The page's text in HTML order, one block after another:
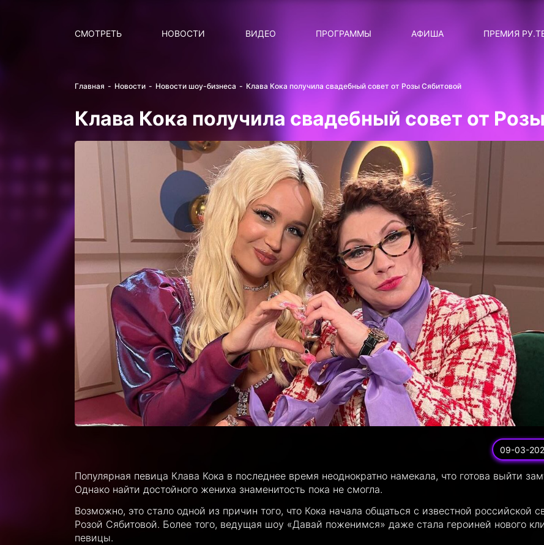
СМОТРЕТЬ НОВОСТИ
ВИДЕО
ПРОГРАММЫ
СТАТУС: В СЕТИ
СИЯЙ ПО-ЗВЁЗДНОМУ
ЛИЧНЫЙ ВОПРОС
ДОТЯНИСЬ ДО ЗВЁЗД
АФИША ПРЕМИЯ
Главная Новости Новости шоу-бизнеса Клава Кока получила свадебный совет от Розы Сябитовой
Клава Кока получила свадебный совет от
09-03-
Популярная певица Клава Кока в последнее время неоднократно намекала, что готова выйти
Однако найти достойного жениха знаменитость пока не смогла.
Возможно, это стало одной из причин того, что Кока начала общаться с известной российской
Розой Сябитовой. Более того, ведущая шоу «Давай поженимся» даже стала героиней нового
певицы.